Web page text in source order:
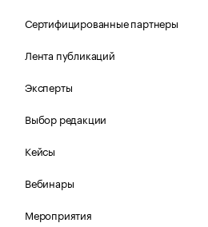
Сертифицированные партнеры
Лента публикаций
Эксперты
Выбор редакции
Кейсы
Вебинары
Мероприятия